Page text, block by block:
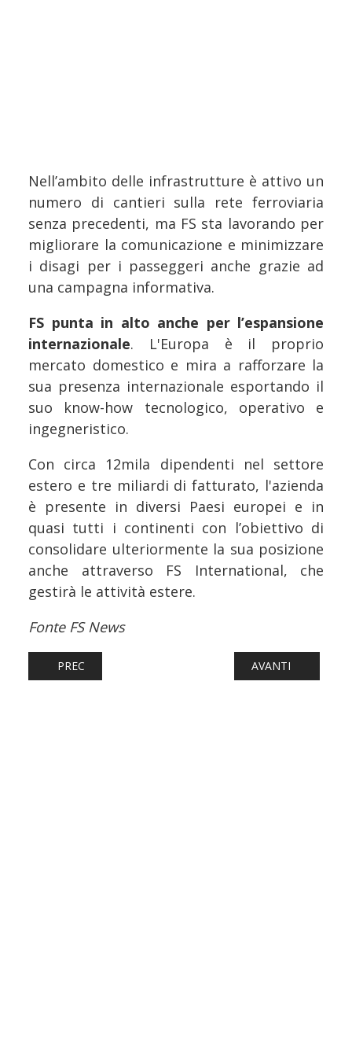
Nell’ambito delle infrastrutture è attivo un
numero di cantieri sulla rete ferroviaria
senza precedenti, ma FS sta lavorando per
migliorare la comunicazione e minimizzare
i disagi per i passeggeri anche grazie ad
una campagna informativa.
FS punta in alto anche per l’espansione
internazionale. L'Europa è il proprio
mercato domestico e mira a rafforzare la
sua presenza internazionale esportando il
suo know-how tecnologico, operativo e
ingegneristico.
Con circa 12mila dipendenti nel settore
estero e tre miliardi di fatturato, l'azienda
è presente in diversi Paesi europei e in
quasi tutti i continenti con l’obiettivo di
consolidare ulteriormente la sua posizione
anche attraverso FS International, che
gestirà le attività estere.
Fonte FS News
ARTICOLO PRECEDENTE: FERROVIE: ESORDIO IN
PREC ARTICOLO
AVANTI